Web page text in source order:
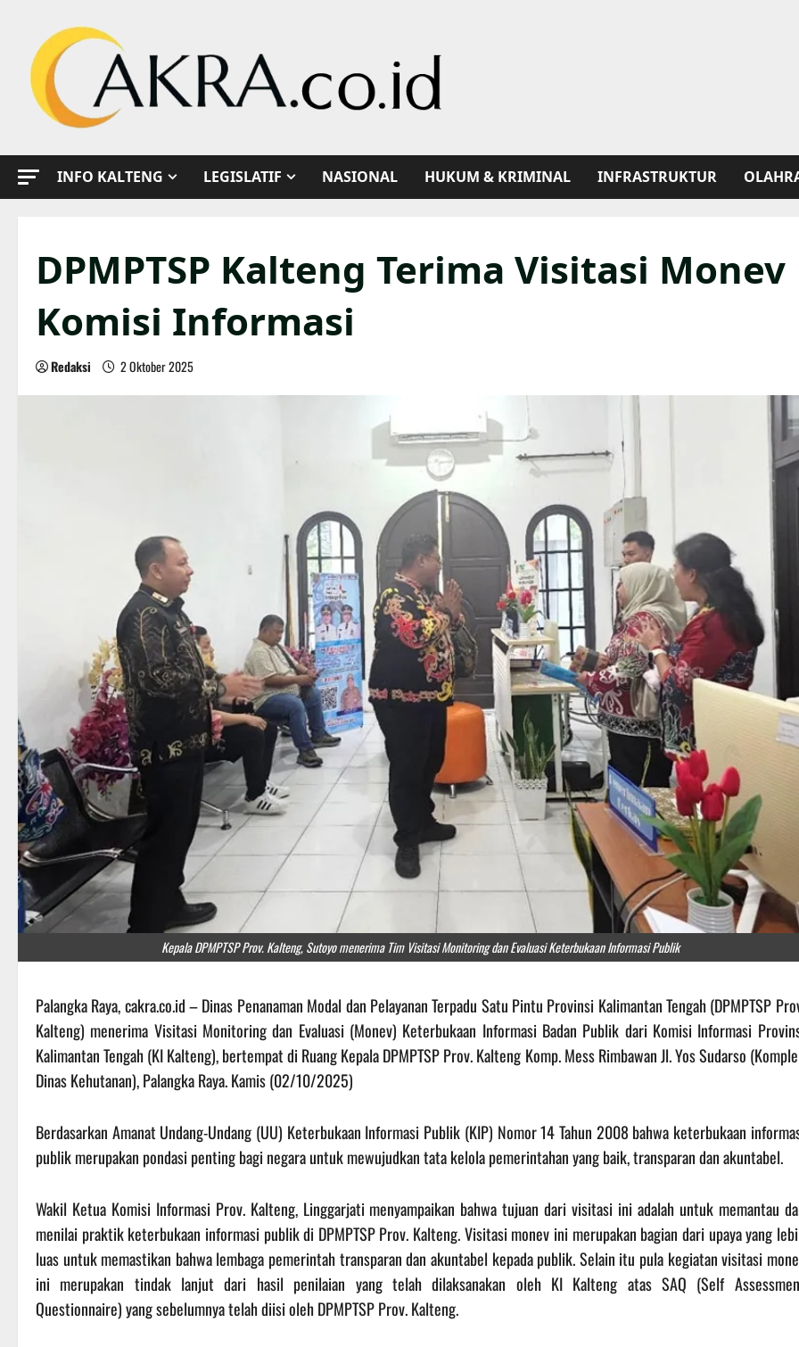
content
INFO KALTENG LEGISLATIF NASIONAL HUKUM & KRIMINAL INFRASTRUKTUR
DPMPTSP Kalteng Terima Visitasi Monev
Komisi Informasi
Redaksi 2 Oktober 2025
Kepala DPMPTSP Prov. Kalteng, Sutoyo menerima Tim Visitasi Monitoring dan Evaluasi Keterbukaan Informasi Publik
Palangka Raya, cakra.co.id – Dinas Penanaman Modal dan Pelayanan Terpadu Satu Pintu Provinsi Kalimantan Tengah (DPMPTSP
Kalteng) menerima Visitasi Monitoring dan Evaluasi (Monev) Keterbukaan Informasi Badan Publik dari Komisi Informasi
Kalimantan Tengah (KI Kalteng), bertempat di Ruang Kepala DPMPTSP Prov. Kalteng Komp. Mess Rimbawan Jl. Yos Sudarso
Dinas Kehutanan), Palangka Raya. Kamis (02/10/2025)
Berdasarkan Amanat Undang-Undang (UU) Keterbukaan Informasi Publik (KIP) Nomor 14 Tahun 2008 bahwa keterbukaan
publik merupakan pondasi penting bagi negara untuk mewujudkan tata kelola pemerintahan yang baik, transparan dan akuntabel.
Wakil Ketua Komisi Informasi Prov. Kalteng, Linggarjati menyampaikan bahwa tujuan dari visitasi ini adalah untuk memantau
menilai praktik keterbukaan informasi publik di DPMPTSP Prov. Kalteng. Visitasi monev ini merupakan bagian dari upaya yang
luas untuk memastikan bahwa lembaga pemerintah transparan dan akuntabel kepada publik. Selain itu pula kegiatan visitasi
ini merupakan tindak lanjut dari hasil penilaian yang telah dilaksanakan oleh KI Kalteng atas SAQ (Self
Questionnaire) yang sebelumnya telah diisi oleh DPMPTSP Prov. Kalteng.